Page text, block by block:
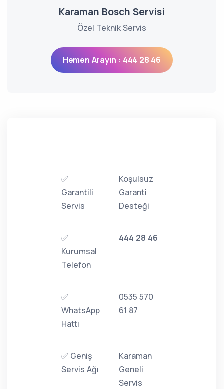
Karaman Bosch Servisi
Özel Teknik Servis
Hemen Arayın : 444 28 46
✅
Garantili
Servis
Koşulsuz
Garanti
Desteği
✅
Kurumsal
Telefon
444 28 46
✅
WhatsApp
Hattı
0535 570
61 87
✅ Geniş
Servis Ağı
Karaman
Geneli
Servis